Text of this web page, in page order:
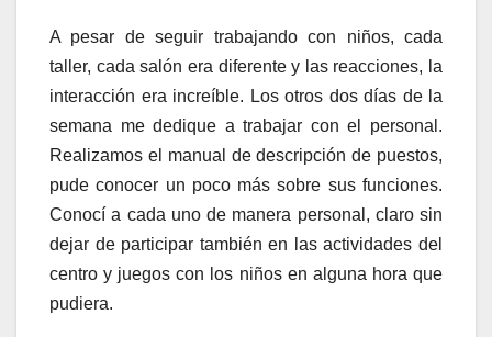
A pesar de seguir trabajando con niños, cada
taller, cada salón era diferente y las reacciones, la
interacción era increíble. Los otros dos días de la
semana me dedique a trabajar con el personal.
Realizamos el manual de descripción de puestos,
pude conocer un poco más sobre sus funciones.
Conocí a cada uno de manera personal, claro sin
dejar de participar también en las actividades del
centro y juegos con los niños en alguna hora que
pudiera.